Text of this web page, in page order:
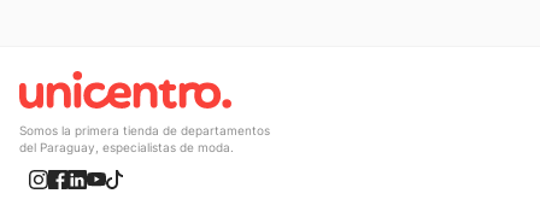
Somos la primera tienda de departamentos
del Paraguay, especialistas de moda.